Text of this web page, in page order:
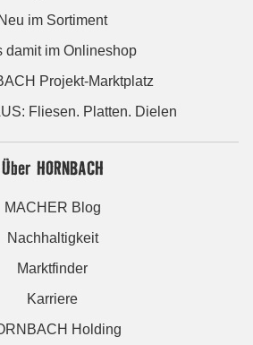
Neu im Sortiment
damit im Onlineshop
Projekt-Marktplatz
Fliesen. Platten. Dielen
Über HORNBACH
MACHER Blog
Nachhaltigkeit
Marktfinder
Karriere
Holding